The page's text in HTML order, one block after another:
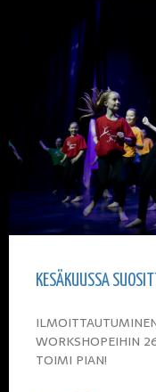
KESÄKUUSSA
WORKSHOPEIHIN
TOIMI PIAN!